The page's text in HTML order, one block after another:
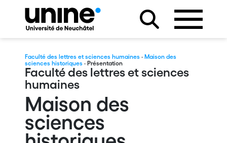
Faculté des lettres et sciences humaines · Maison des
sciences historiques · Présentation
Faculté des lettres et sciences
humaines
Maison des
sciences